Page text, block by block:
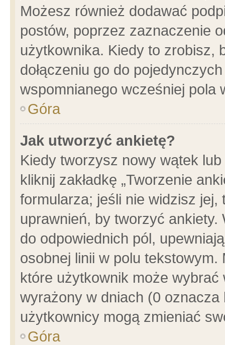
Możesz również dodawać
postów, poprzez zaznaczenie
użytkownika. Kiedy to zrobisz,
dołączeniu go do
wspomnianego wcześniej pola
Góra
Jak utworzyć ankietę?
Kiedy tworzysz nowy wątek
kliknij zakładkę „Tworzenie
formularza; jeśli nie widzisz
uprawnień, by tworzyć ankiety.
do odpowiednich pól,
osobnej linii w polu
które użytkownik może
wyrażony w dniach (0
użytkownicy mogą zmieniać
Góra